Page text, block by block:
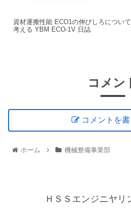
資材運搬性能 ECO1の伸びしろについて
考える YBM ECO-1V 日誌
コメン
コメントを
ホーム 機械整備事業部
ＨＳＳエンジニヤリ